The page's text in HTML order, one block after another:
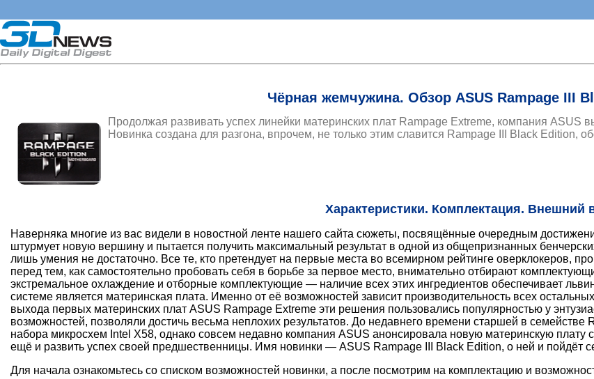
Чёрная жемчужина. Обзор ASUS Rampage III
Продолжая развивать успех линейки материнских плат Rampage Extreme, компания ASUS
Новинка создана для разгона, впрочем, не только этим славится Rampage III Black Edition,
Характеристики. Комплектация. Внешний
Наверняка многие из вас видели в новостной ленте нашего сайта сюжеты, посвящённые очередным
штурмует новую вершину и пытается получить максимальный результат в одной из общепризнанных
лишь умения не достаточно. Все те, кто претендует на первые места во всемирном рейтинге оверклокеров,
перед тем, как самостоятельно пробовать себя в борьбе за первое место, внимательно отбирают
экстремальное охлаждение и отборные комплектующие — наличие всех этих ингредиентов обеспечивает
системе является материнская плата. Именно от её возможностей зависит производительность всех
выхода первых материнских плат ASUS Rampage Extreme эти решения пользовались популярностью у
возможностей, позволяли достичь весьма неплохих результатов. До недавнего времени старшей в
набора микросхем Intel X58, однако совсем недавно компания ASUS анонсировала новую материнскую плату
ещё и развить успех своей предшественницы. Имя новинки — ASUS Rampage III Black Edition, о ней и пойдёт
Для начала ознакомьтесь со списком возможностей новинки, а после посмотрим на комплектацию и